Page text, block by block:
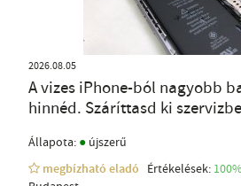
2026.08.05
A vizes iPhone-ból nagyobb
hinnéd. Száríttasd ki
Állapota: ● újszerű
megbízható eladó
Értékelések: